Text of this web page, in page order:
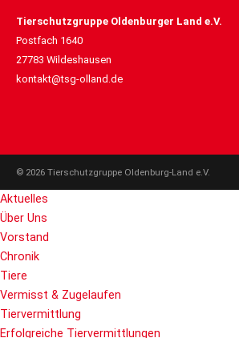
Tierschutzgruppe Oldenburger Land e.V.
Postfach 1640
27783 Wildeshausen
kontakt@tsg-olland.de
© 2026 Tierschutzgruppe Oldenburg-Land e.V.
Aktuelles
Über Uns
Vorstand
Chronik
Tiere
Vermisst & Zugelaufen
Tiervermittlung
Erfolgreiche Tiervermittlungen